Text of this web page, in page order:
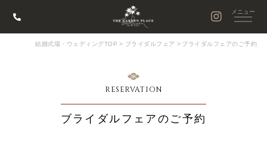
結婚式場・ウェディングTOP > ブライダルフェア > ブライダルフェアのご予約
RESERVATION
ブライダルフェアのご予約